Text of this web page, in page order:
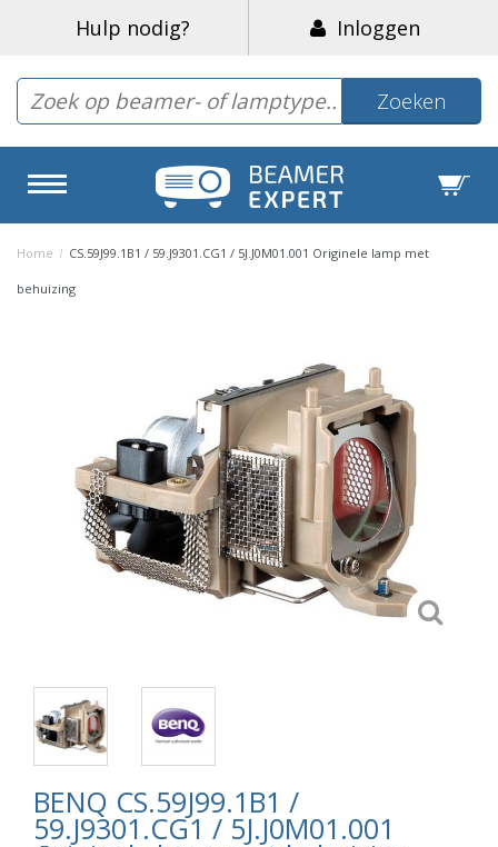
Hulp nodig? Inloggen
Zoeken
Home / CS.59J99.1B1 / 59.J9301.CG1 / 5J.J0M01.001 Originele lamp met
behuizing
BENQ CS.59J99.1B1 /
59.J9301.CG1 / 5J.J0M01.001